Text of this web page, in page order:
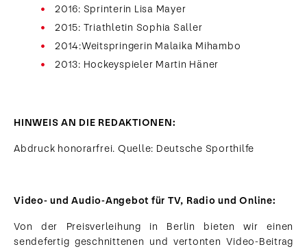
2016: Sprinterin Lisa Mayer
2015: Triathletin Sophia Saller
2014:Weitspringerin Malaika Mihambo
2013: Hockeyspieler Martin Häner
HINWEIS AN DIE REDAKTIONEN:
Abdruck honorarfrei. Quelle: Deutsche Sporthilfe
Video- und Audio-Angebot für TV, Radio und Online:
Von der Preisverleihung in Berlin bieten wir einen
sendefertig geschnittenen und vertonten Video-Beitrag